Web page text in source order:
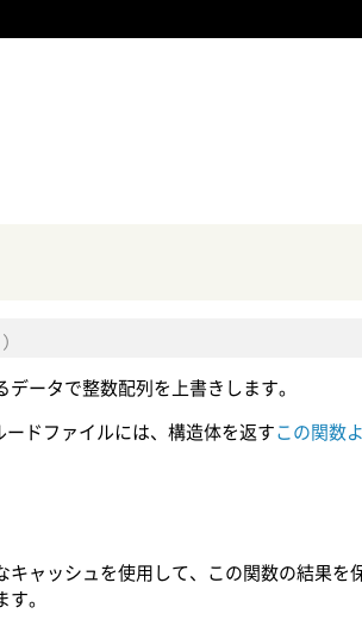
)
ータで整数配列を上書きします。
ードファイルには、構造体を返すこの関数
ャッシュを使用して、この関数の結果を
。